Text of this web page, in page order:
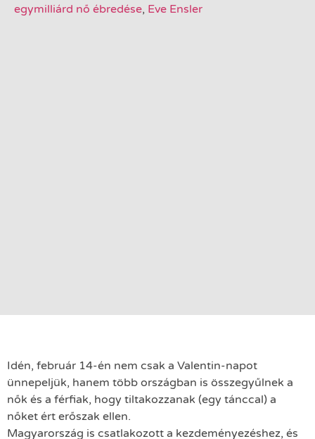
egymilliárd nő ébredése, Eve Ensler
Idén, február 14-én nem csak a Valentin-napot
ünnepeljük, hanem több országban is összegyűlnek a
nők és a férfiak, hogy tiltakozzanak (egy tánccal) a
nőket ért erőszak ellen.
Magyarország is csatlakozott a kezdeményezéshez, és